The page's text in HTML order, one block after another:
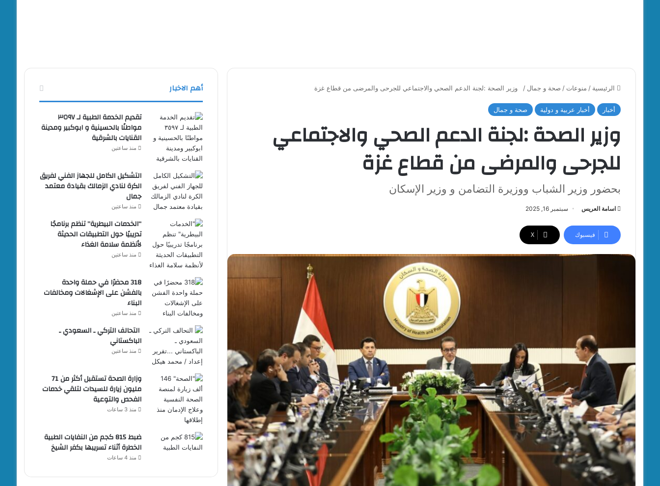
الرئيسية / منوعات / صحة و جمال / وزير الصحة :لجنة الدعم الصحي والاجتماعي للجرحى والمرضى من قطاع غزة
أخبار أخبار عربية و دولية صحة و جمال
وزير الصحة :لجنة الدعم الصحي والاجتماعي
للجرحى والمرضى من قطاع غزة
بحضور وزير الشباب ووزيرة التضامن و وزير الإسكان
اسامة العريس سبتمبر 16, 2025
فيسبوك ‫X
أهم الاخبار
تقديم الخدمة الطبية لـ ٣٥٩٧
مواطنًا بالحسينية و ابوكبير ومدينة
القنايات بالشرقية
منذ ساعتين
التشكيل الكامل للجهاز الفني لفريق
الكرة لنادي الزمالك بقيادة معتمد
جمال
منذ ساعتين
“الخدمات البيطرية” تنظم برنامجًا
تدريبيًا حول التطبيقات الحديثة
لأنظمة سلامة الغذاء
منذ ساعتين
318 محضرًا في حملة واحدة
بالفشن على الإشغالات ومخالفات
البناء
منذ ساعتين
التحالف التركي ـ السعودي ـ
الباكستاني
منذ ساعتين
وزارة الصحة تستقبل أكثر من 71
مليون زيارة للسيدات لتلقي خدمات
الفحص والتوعية
منذ 3 ساعات
ضبط 815 كجم من النفايات الطبية
الخطرة أثناء تسريبها بكفر الشيخ
منذ 4 ساعات